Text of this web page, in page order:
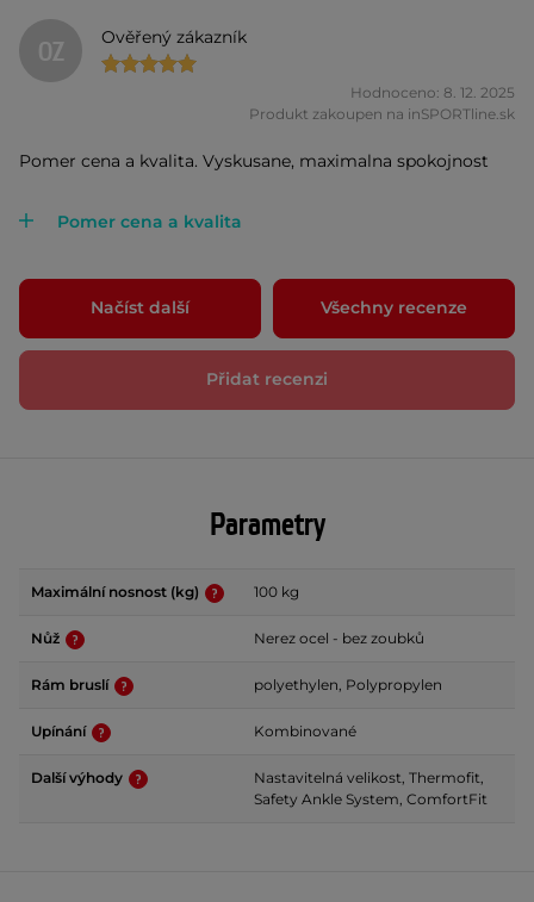
OZ Ověřený zákazník
Hodnoceno: 8. 12. 2025
Produkt zakoupen na inSPORTline.sk
Pomer cena a kvalita. Vyskusane, maximalna spokojnost
Pomer cena a kvalita
Načíst další Všechny recenze
Přidat recenzi
Parametry
Maximální nosnost (kg) 100 kg
Nůž Nerez ocel - bez zoubků
Rám bruslí polyethylen, Polypropylen
Upínání Kombinované
Další výhody
Nastavitelná velikost, Thermofit,
Safety Ankle System, ComfortFit